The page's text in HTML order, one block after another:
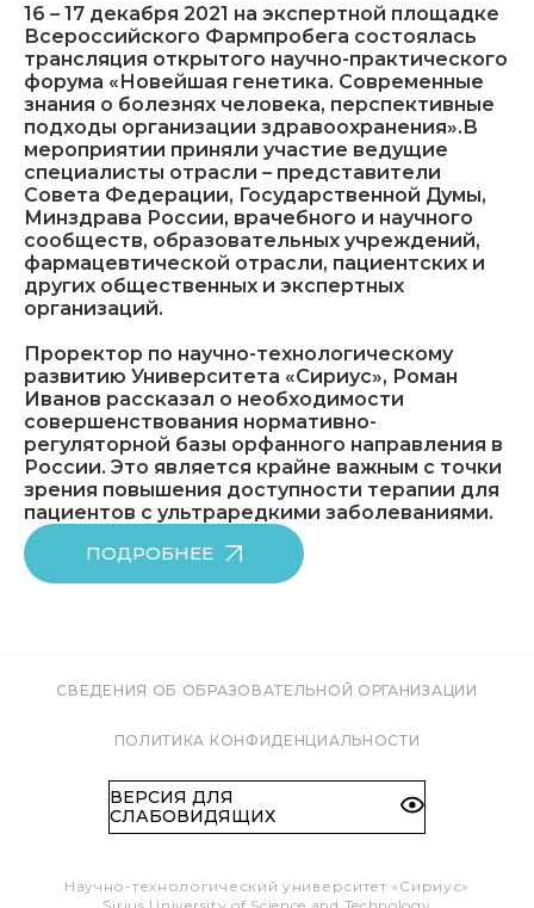
16 – 17 декабря 2021 на экспертной площадке
Всероссийского Фармпробега состоялась
трансляция открытого научно-практического
форума «Новейшая генетика. Современные
знания о болезнях человека, перспективные
подходы организации здравоохранения».В
мероприятии приняли участие ведущие
специалисты отрасли – представители
Совета Федерации, Государственной Думы,
Минздрава России, врачебного и научного
сообществ, образовательных учреждений,
фармацевтической отрасли, пациентских и
других общественных и экспертных
организаций.
Проректор по научно-технологическому
развитию Университета «Сириус», Роман
Иванов рассказал о необходимости
совершенствования нормативно-
регуляторной базы орфанного направления в
России. Это является крайне важным с точки
зрения повышения доступности терапии для
пациентов с ультраредкими заболеваниями.
ПОДРОБНЕЕ
СВЕДЕНИЯ ОБ ОБРАЗОВАТЕЛЬНОЙ ОРГАНИЗАЦИИ
ПОЛИТИКА КОНФИДЕНЦИАЛЬНОСТИ
ВЕРСИЯ ДЛЯ
СЛАБОВИДЯЩИХ
Научно-технологический университет «Сириус»